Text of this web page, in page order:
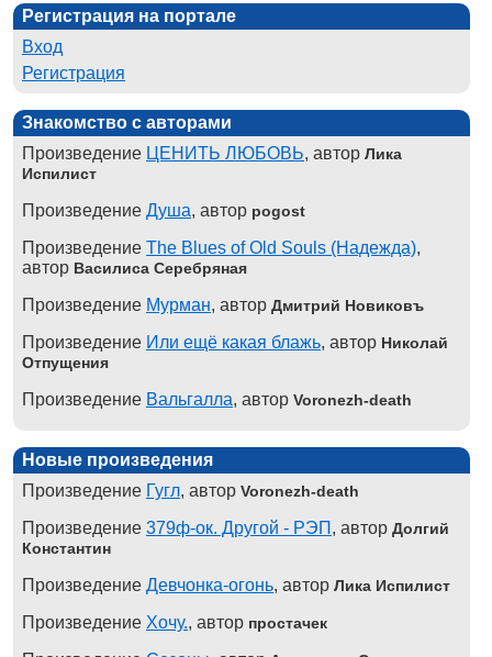
Регистрация на портале
Вход
Регистрация
Знакомство с авторами
Произведение ЦЕНИТЬ ЛЮБОВЬ, автор Лика
Испилист
Произведение Душа, автор pogost
Произведение The Blues of Old Souls (Надежда),
автор Василиса Серебряная
Произведение Мурман, автор Дмитрий Новиковъ
Произведение Или ещё какая блажь, автор Николай
Отпущения
Произведение Вальгалла, автор Voronezh-death
Новые произведения
Произведение Гугл, автор Voronezh-death
Произведение 379ф-ок. Другой - РЭП , автор Долгий
Константин
Произведение Девчонка-огонь, автор Лика Испилист
Произведение Хочу., автор простачек